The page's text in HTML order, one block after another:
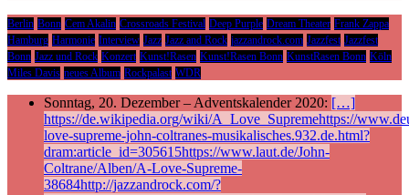
Berlin Bonn Cem Akalin Crossroads Festival Deep Purple Dream Theater Frank Zappa
Hamburg Harmonie Interview Jazz Jazz and Rock jazzandrock.com Jazzfest Jazzfest
Bonn Jazz und Rock Konzert Kunst!Rasen Kunst!Rasen Bonn KunstRasen Bonn Köln
Miles Davis neues Album Rockpalast WDR
Sonntag, 20. Dezember – Adventskalender 2020: […]
https://de.wikipedia.org/wiki/A_Love_Supremehttps://
love-supreme-john-coltranes-musikalisches.932.de.html?
dram:article_id=305615https://www.laut.de/John-
Coltrane/Alben/A-Love-Supreme-
38684http://jazzandrock.com/?